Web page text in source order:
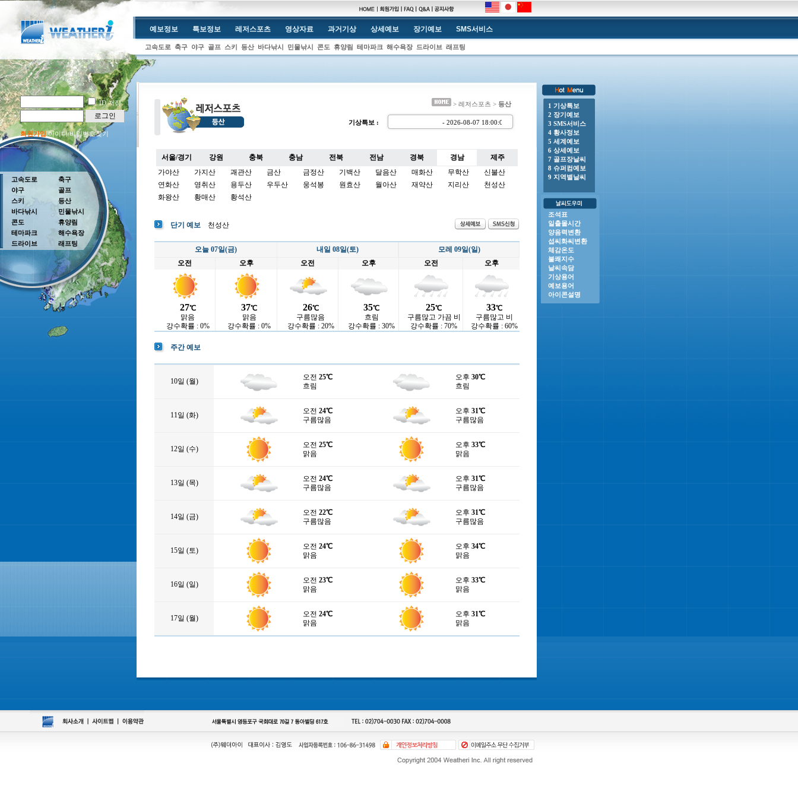
ID 저장
로그인
회원가입아이디/비밀번호찾기
예보정보 특보정보 레저스포츠 영상자료 과거기상 상세예보 장기예보 SMS서비스
고속도로 축구 야구 골프 스키 등산 바다낚시 민물낚시 콘도 휴양림 테마파크 해수욕장 드라이브 래프팅
> 레저스포츠 > 등산
기상특보 : - 2026-08-07 18:00:00 o 강풍주의보 : 전라남도(거문도.초도), 제주도(제주도산지, 제주시동부, 서귀포시서부, 서귀포시
고속도로
야구
스키
바다낚시
콘도
테마파크
드라이브
축구
골프
등산
민물낚시
휴양림
해수욕장
래프팅
서울/경기 강원 충북 충남 전북 전남 경북 경남
제주
가야산
가지산 괘관산 금산 금정산 기백산 달음산 매화산 무학산
신불산
연화산
영취산 용두산 우두산 웅석봉 원효산 월아산 재약산 지리산
천성산
화왕산
황매산 황석산
단기 예보 천성산
오늘 07일(금) 내일 08일(토)
모레 09일(일)
오전
오후 오전 오후 오전 오후
27℃
맑음
강수확률 : 0%
37℃
맑음
강수확률 : 0%
26℃
구름많음
강수확률 : 20%
35℃
흐림
강수확률 : 30%
25℃
구름많고 가끔 비
강수확률 : 70%
33℃
구름많고 비
강수확률 : 60%
주간 예보
10일 (월) 오전 25℃
흐림
오후 30℃
흐림
11일 (화) 오전 24℃
구름많음
오후 31℃
구름많음
12일 (수) 오전 25℃
맑음
오후 33℃
맑음
13일 (목) 오전 24℃
구름많음
오후 31℃
구름많음
14일 (금) 오전 22℃
구름많음
오후 31℃
구름많음
15일 (토) 오전 24℃
맑음
오후 34℃
맑음
16일 (일) 오전 23℃
맑음
오후 33℃
맑음
17일 (월) 오전 24℃
맑음
오후 31℃
맑음
1 기상특보
2 장기예보
3 SMS서비스
4 황사정보
5 세계예보
6 상세예보
7 골프장날씨
8 슈퍼컴예보
9 지역별날씨
조석표
일출몰시간
양음력변환
섭씨화씨변환
체감온도
불쾌지수
날씨속담
기상용어
예보용어
아이콘설명